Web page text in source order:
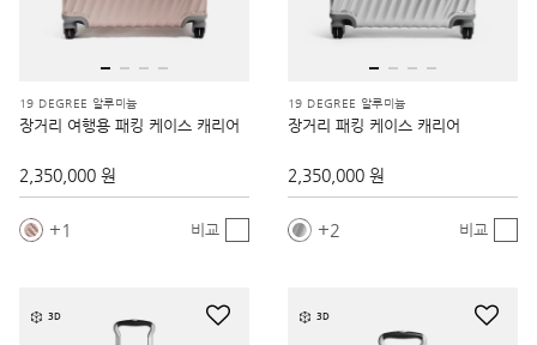
19 DEGREE 알루미늄
장거리 여행용 패킹 케이스 캐리어
2,350,000 원
1 비교
19 DEGREE 알루미늄
장거리 패킹 케이스 캐리어
2,350,000 원
2 비교
3D 3D